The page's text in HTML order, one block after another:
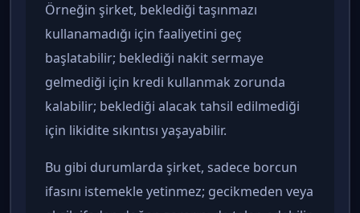
Örneğin şirket, beklediği taşınmazı
kullanamadığı için faaliyetini geç
başlatabilir; beklediği nakit sermaye
gelmediği için kredi kullanmak zorunda
kalabilir; beklediği alacak tahsil edilmediği
için likidite sıkıntısı yaşayabilir.
Bu gibi durumlarda şirket, sadece borcun
ifasını istemekle yetinmez; gecikmeden veya